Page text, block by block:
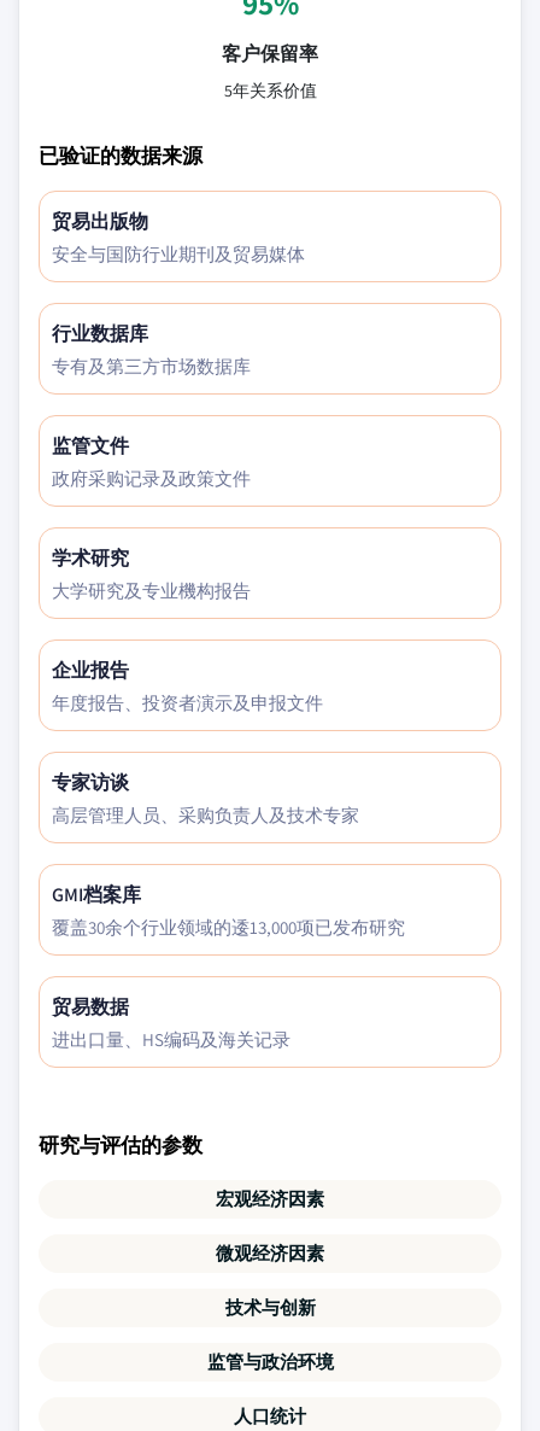
客户保留率
5年关系价值
已验证的数据来源
贸易出版物
安全与国防行业期刊及贸易媒体
行业数据库
专有及第三方市场数据库
监管文件
政府采购记录及政策文件
学术研究
大学研究及专业機构报告
企业报告
年度报告、投资者演示及申报文件
专家访谈
高层管理人员、采购负责人及技术专家
GMI档案库
覆盖30余个行业领域的逶13,000项已发布研究
贸易数据
进出口量、HS编码及海关记录
研究与评估的参数
宏观经济因素
微观经济因素
技术与创新
监管与政治环境
人口统计